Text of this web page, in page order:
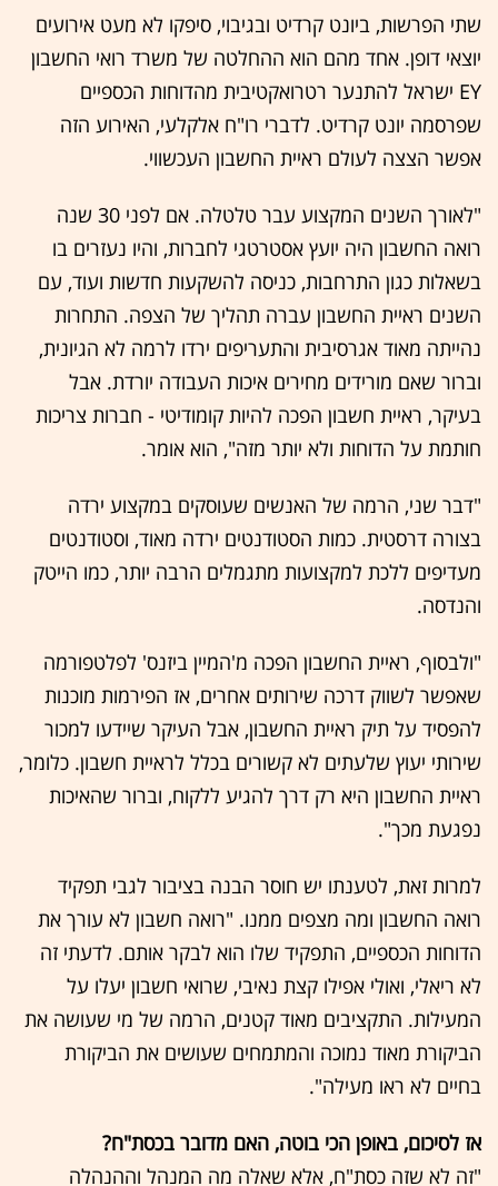
שתי הפרשות, ביונט קרדיט ובגיבוי, סיפקו לא מעט אירועים
יוצאי דופן. אחד מהם הוא ההחלטה של משרד רואי החשבון
EY ישראל להתנער רטרואקטיבית מהדוחות הכספיים
שפרסמה יונט קרדיט. לדברי רו"ח אלקלעי, האירוע הזה
אפשר הצצה לעולם ראיית החשבון העכשווי.
"לאורך השנים המקצוע עבר טלטלה. אם לפני 30 שנה
רואה החשבון היה יועץ אסטרטגי לחברות, והיו נעזרים בו
בשאלות כגון התרחבות, כניסה להשקעות חדשות ועוד, עם
השנים ראיית החשבון עברה תהליך של הצפה. התחרות
נהייתה מאוד אגרסיבית והתעריפים ירדו לרמה לא הגיונית,
וברור שאם מורידים מחירים איכות העבודה יורדת. אבל
בעיקר, ראיית חשבון הפכה להיות קומודיטי - חברות צריכות
חותמת על הדוחות ולא יותר מזה", הוא אומר.
"דבר שני, הרמה של האנשים שעוסקים במקצוע ירדה
בצורה דרסטית. כמות הסטודנטים ירדה מאוד, וסטודנטים
מעדיפים ללכת למקצועות מתגמלים הרבה יותר, כמו הייטק
והנדסה.
"ולבסוף, ראיית החשבון הפכה מ'המיין ביזנס' לפלטפורמה
שאפשר לשווק דרכה שירותים אחרים, אז הפירמות מוכנות
להפסיד על תיק ראיית החשבון, אבל העיקר שיידעו למכור
שירותי יעוץ שלעתים לא קשורים בכלל לראיית חשבון. כלומר,
ראיית החשבון היא רק דרך להגיע ללקוח, וברור שהאיכות
נפגעת מכך".
למרות זאת, לטענתו יש חוסר הבנה בציבור לגבי תפקיד
רואה החשבון ומה מצפים ממנו. "רואה חשבון לא עורך את
הדוחות הכספיים, התפקיד שלו הוא לבקר אותם. לדעתי זה
לא ריאלי, ואולי אפילו קצת נאיבי, שרואי חשבון יעלו על
המעילות. התקציבים מאוד קטנים, הרמה של מי שעושה את
הביקורת מאוד נמוכה והמתמחים שעושים את הביקורת
בחיים לא ראו מעילה".
אז לסיכום, באופן הכי בוטה, האם מדובר בכסת"ח?
"זה לא שזה כסת"ח, אלא שאלה מה המנהל וההנהלה